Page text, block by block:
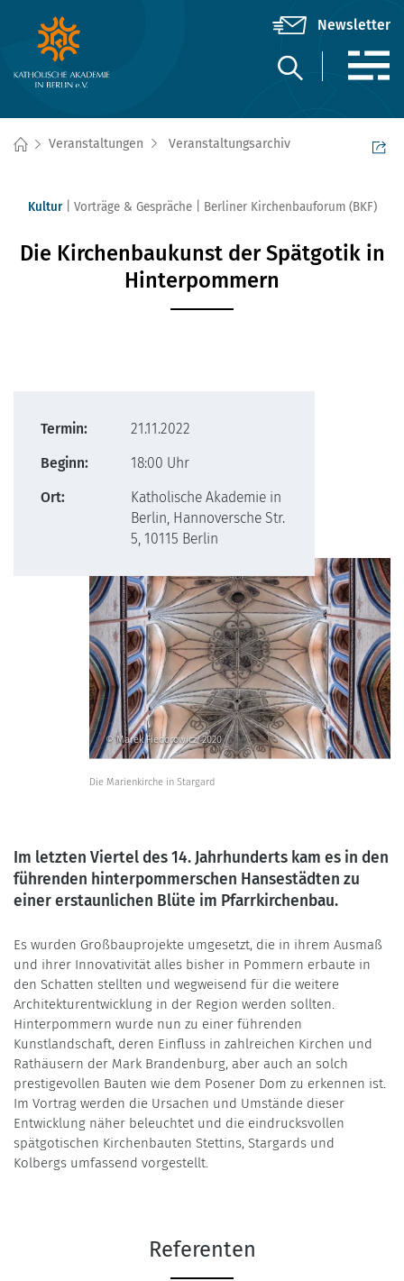
Veranstaltungen Veranstaltungsarchiv
Kultur Vorträge & Gespräche Berliner Kirchenbauforum (BKF)
Die Kirchenbaukunst der Spätgotik in
Hinterpommern
© Marek Fiedorowicz, 2020
Die Marienkirche in Stargard
Termin:
21.11.2022
Beginn:
18:00 Uhr
Ort:
Katholische Akademie in
Berlin, Hannoversche Str.
5, 10115 Berlin
Im letzten Viertel des 14. Jahrhunderts kam es in den
führenden hinterpommerschen Hansestädten zu
einer erstaunlichen Blüte im Pfarrkirchenbau.
Es wurden Großbauprojekte umgesetzt, die in ihrem Ausmaß
und ihrer Innovativität alles bisher in Pommern erbaute in
den Schatten stellten und wegweisend für die weitere
Architekturentwicklung in der Region werden sollten.
Hinterpommern wurde nun zu einer führenden
Kunstlandschaft, deren Einfluss in zahlreichen Kirchen und
Rathäusern der Mark Brandenburg, aber auch an solch
prestigevollen Bauten wie dem Posener Dom zu erkennen ist.
Im Vortrag werden die Ursachen und Umstände dieser
Entwicklung näher beleuchtet und die eindrucksvollen
spätgotischen Kirchenbauten Stettins, Stargards und
Kolbergs umfassend vorgestellt.
Referenten